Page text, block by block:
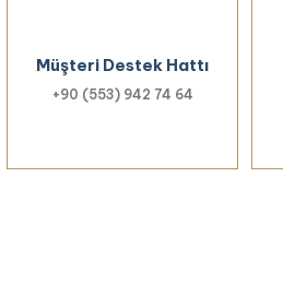
Müşteri Destek Hattı
+90 (553) 942 74 64